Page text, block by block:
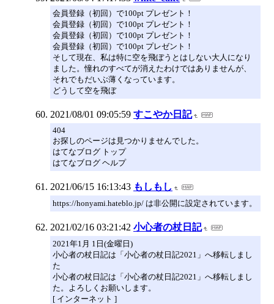
会員登録（初回）で100pt プレゼント！
会員登録（初回）で100pt プレゼント！
会員登録（初回）で100pt プレゼント！
会員登録（初回）で100pt プレゼント！
そして現在、私は特に空を飛ぼうとはしない大人になり
ました。憧れのすべてが消えたわけではありませんが、
それでもだいぶ薄くなっています。
どうして空を飛ぼ
2021/08/01 09:05:59 すこやか日記
404
お探しのページは見つかりませんでした。
はてなブログ トップ
はてなブログ ヘルプ
2021/06/15 16:13:43 もしもし
https://honyami.hateblo.jp/ は非公開に設定されています。
2021/02/16 03:21:42 小心者の杖日記
2021年1月 1日(金曜日)
小心者の杖日記は「小心者の杖日記2021」へ移転しまし
た
小心者の杖日記は「小心者の杖日記2021」へ移転しまし
た。よろしくお願いします。
[ インターネット ]